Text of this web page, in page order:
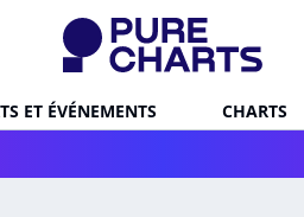
ET ÉVÉNEMENTS CHARTS